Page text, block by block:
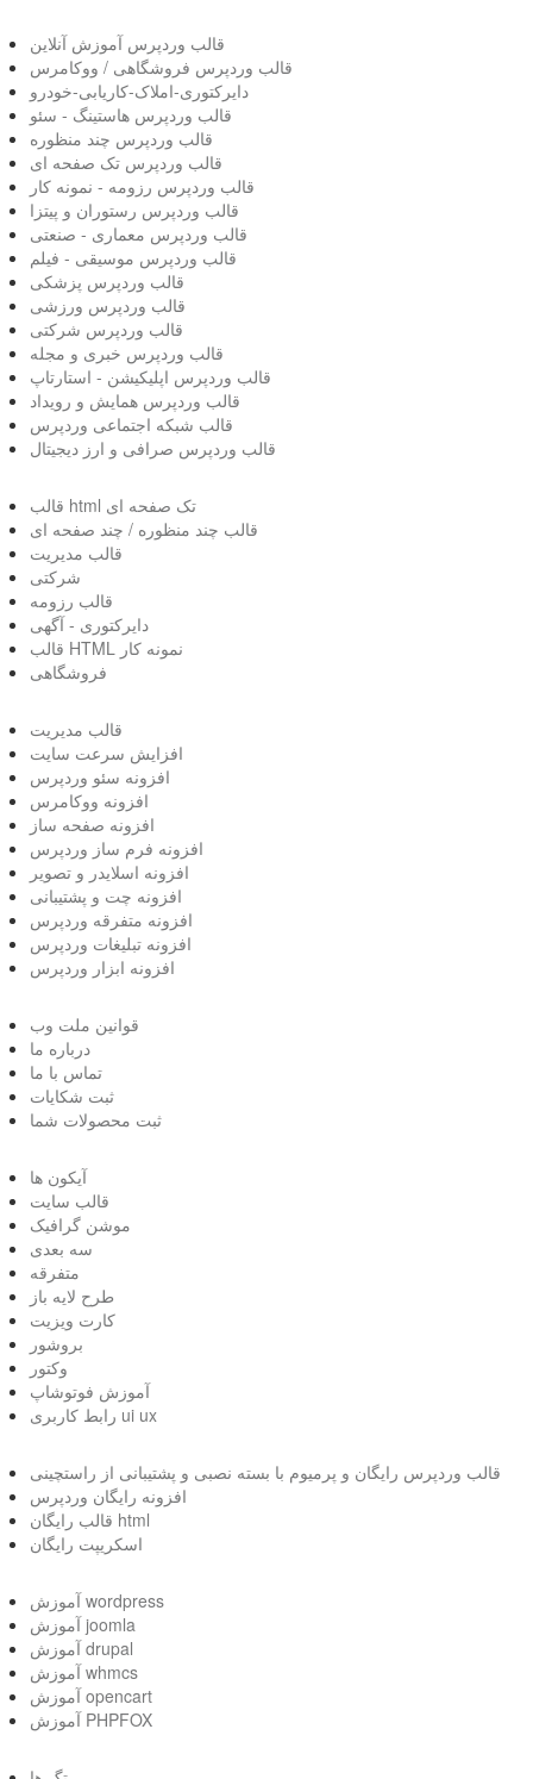
قالب وردپرس آموزش آنلاین
قالب وردپرس فروشگاهی / ووکامرس
دایرکتوری-املاک-کاریابی-خودرو
قالب وردپرس هاستینگ - سئو
قالب وردپرس چند منظوره
قالب وردپرس تک صفحه ای
قالب وردپرس رزومه - نمونه کار
قالب وردپرس رستوران و پیتزا
قالب وردپرس معماری - صنعتی
قالب وردپرس موسیقی - فیلم
قالب وردپرس پزشکی
قالب وردپرس ورزشی
قالب وردپرس شرکتی
قالب وردپرس خبری و مجله
قالب وردپرس اپلیکیشن - استارتاپ
قالب وردپرس همایش و رویداد
قالب شبکه اجتماعی وردپرس
قالب وردپرس صرافی و ارز دیجیتال
قالب html تک صفحه ای
قالب چند منظوره / چند صفحه ای
قالب مدیریت
شرکتی
قالب رزومه
دایرکتوری - آگهی
قالب HTML نمونه کار
فروشگاهی
قالب مدیریت
افزایش سرعت سایت
افزونه سئو وردپرس
افزونه ووکامرس
افزونه صفحه ساز
افزونه فرم ساز وردپرس
افزونه اسلایدر و تصویر
افزونه چت و پشتیبانی
افزونه متفرقه وردپرس
افزونه تبلیغات وردپرس
افزونه ابزار وردپرس
قوانین ملت وب
درباره ما
تماس با ما
ثبت شکایات
ثبت محصولات شما
آیکون ها
قالب سایت
موشن گرافیک
سه بعدی
متفرقه
طرح لایه باز
کارت ویزیت
بروشور
وکتور
آموزش فوتوشاپ
رابط کاربری ui ux
قالب وردپرس رایگان و پرمیوم با بسته نصبی و پشتیبانی از راستچینی
افزونه رایگان وردپرس
قالب رایگان html
اسکریپت رایگان
آموزش wordpress
آموزش joomla
آموزش drupal
آموزش whmcs
آموزش opencart
آموزش PHPFOX